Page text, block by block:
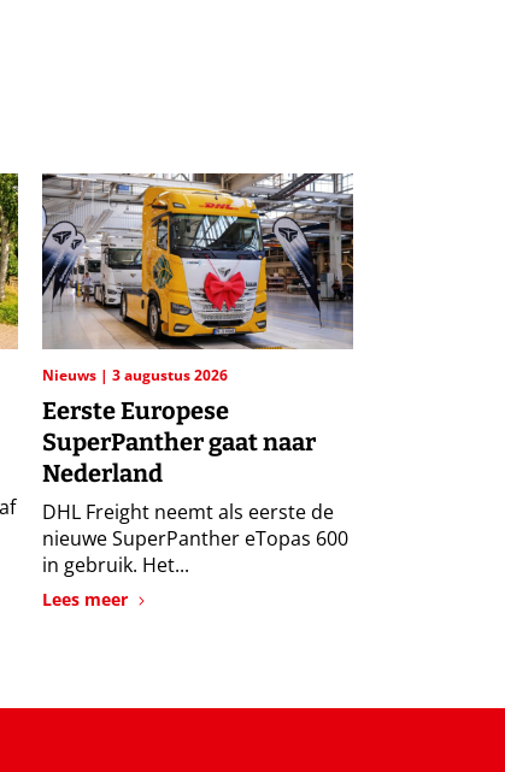
Nieuws 3 augustus 2026
Eerste Europese
SuperPanther gaat naar
Nederland
DHL Freight neemt als eerste de
nieuwe SuperPanther eTopas 600
in gebruik. Het...
Lees meer